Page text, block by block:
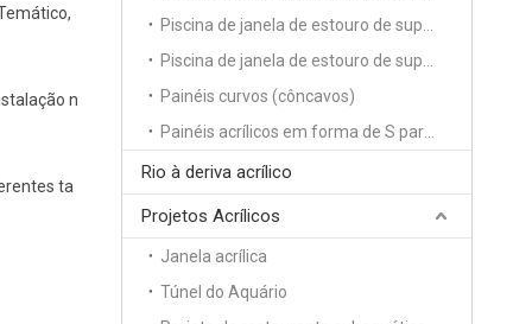
n
ta
Painéis curvos (côncavos)
Rio à deriva acrílico
Projetos Acrílicos
Janela acrílica
Túnel do Aquário